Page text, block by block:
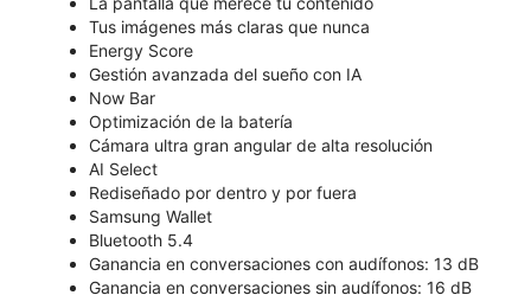
Tus imágenes más claras que nunca
Energy Score
Gestión avanzada del sueño con IA
Now Bar
Optimización de la batería
Cámara ultra gran angular de alta resolución
AI Select
Rediseñado por dentro y por fuera
Samsung Wallet
Bluetooth 5.4
Ganancia en conversaciones con audífonos: 13 dB
Ganancia en conversaciones sin audífonos: 16 dB